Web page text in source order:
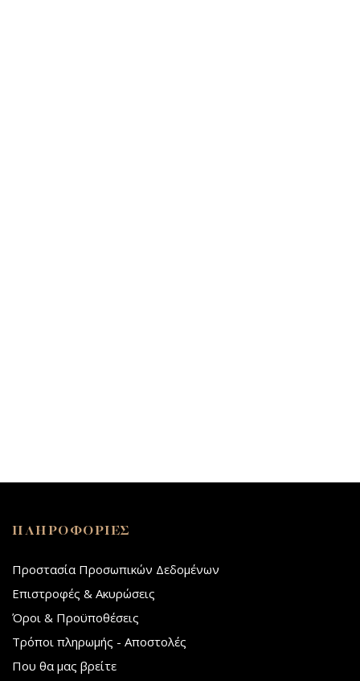
ΠΛΗΡΟΦΟΡΙΕΣ
Προστασία Προσωπικών Δεδομένων
Επιστροφές & Ακυρώσεις
Όροι & Προϋποθέσεις
Τρόποι πληρωμής - Αποστολές
Που θα μας βρείτε